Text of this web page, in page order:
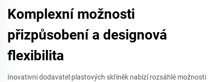
Komplexní možnosti
přizpůsobení a designová
flexibilita
Inovativní dodavatel plastových skříněk nabízí rozsáhlé možnosti